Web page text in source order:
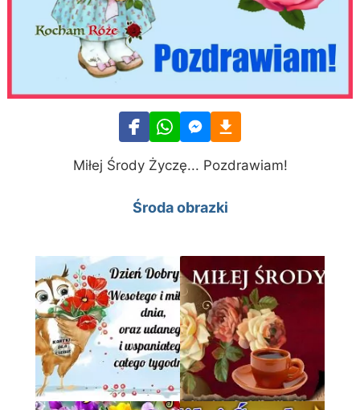
Miłej Środy Życzę... Pozdrawiam!
Środa obrazki